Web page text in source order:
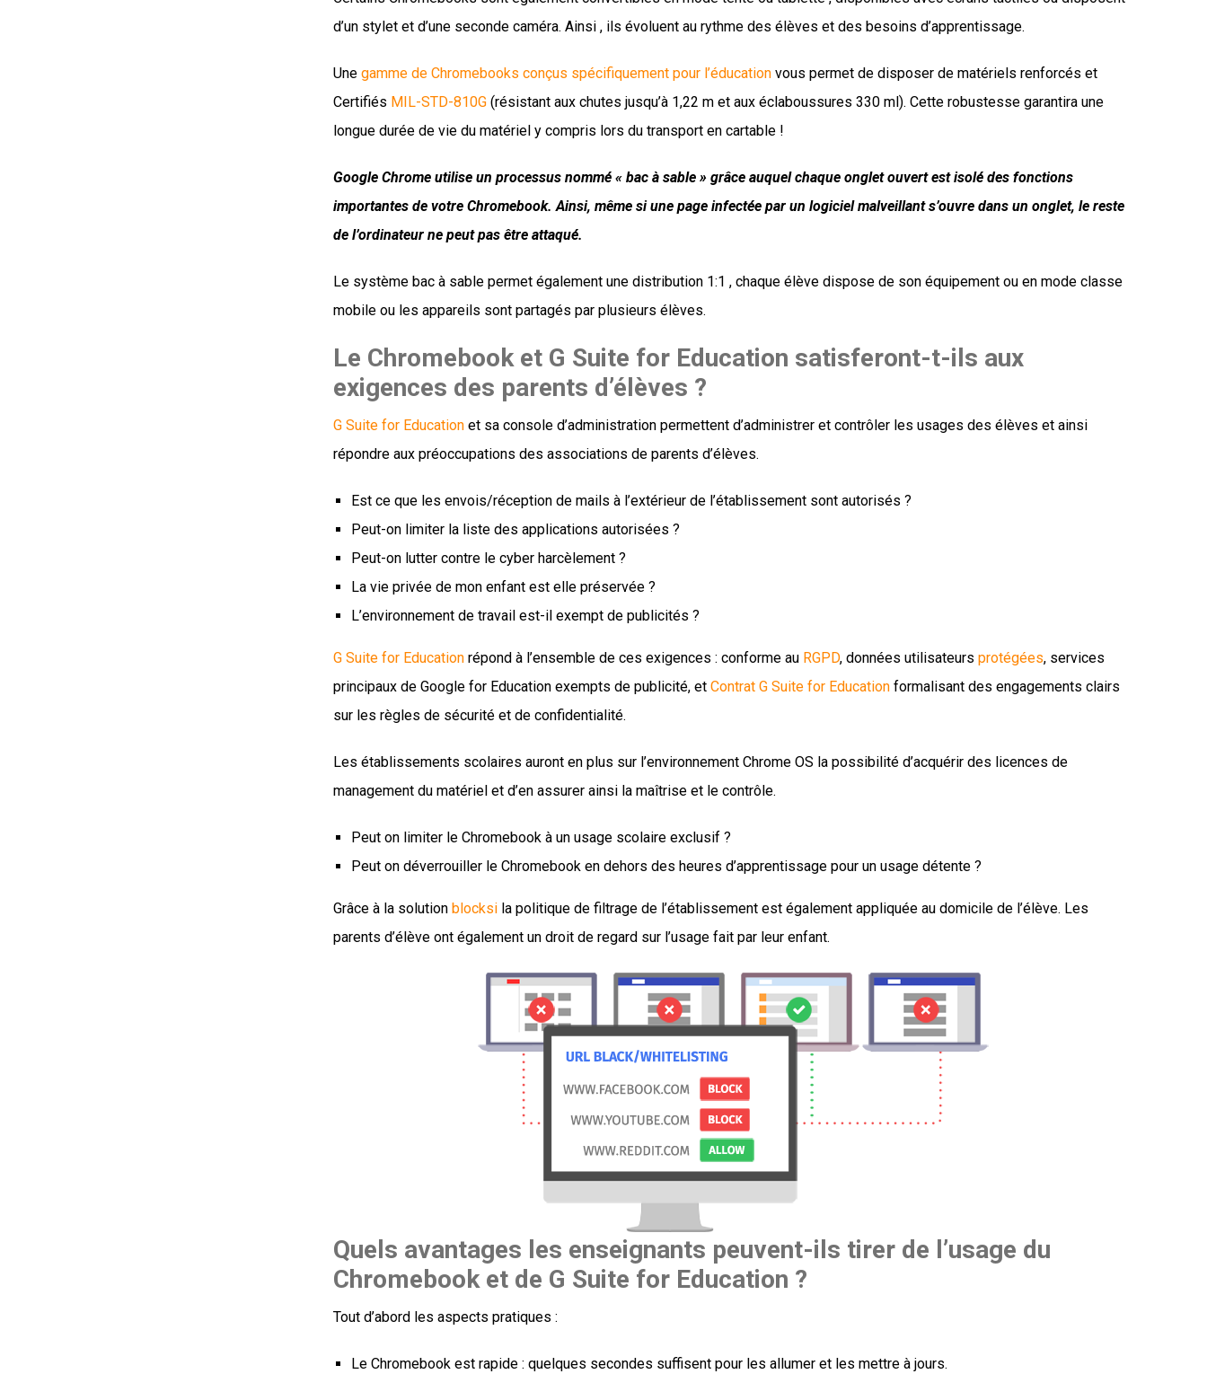
d’un stylet et d’une seconde caméra. Ainsi , ils évoluent au rythme des élèves et des besoins d’apprentissage.
Une gamme de Chromebooks conçus spécifiquement pour l’éducation vous permet de disposer de matériels renforcés et
Certifiés MIL-STD-810G (résistant aux chutes jusqu’à 1,22 m et aux éclaboussures 330 ml). Cette robustesse garantira une
longue durée de vie du matériel y compris lors du transport en cartable !
Google Chrome utilise un processus nommé « bac à sable » grâce auquel chaque onglet ouvert est isolé des fonctions
importantes de votre Chromebook. Ainsi, même si une page infectée par un logiciel malveillant s’ouvre dans un onglet, le reste
de l’ordinateur ne peut pas être attaqué.
Le système bac à sable permet également une distribution 1:1 , chaque élève dispose de son équipement ou en mode classe
mobile ou les appareils sont partagés par plusieurs élèves.
Le Chromebook et G Suite for Education satisferont-t-ils aux
exigences des parents d’élèves ?
G Suite for Education et sa console d’administration permettent d’administrer et contrôler les usages des élèves et ainsi
répondre aux préoccupations des associations de parents d’élèves.
Est ce que les envois/réception de mails à l’extérieur de l’établissement sont autorisés ?
Peut-on limiter la liste des applications autorisées ?
Peut-on lutter contre le cyber harcèlement ?
La vie privée de mon enfant est elle préservée ?
L’environnement de travail est-il exempt de publicités ?
G Suite for Education répond à l’ensemble de ces exigences : conforme au RGPD, données utilisateurs protégées, services
principaux de Google for Education exempts de publicité, et Contrat G Suite for Education formalisant des engagements clairs
sur les règles de sécurité et de confidentialité.
Les établissements scolaires auront en plus sur l’environnement Chrome OS la possibilité d’acquérir des licences de
management du matériel et d’en assurer ainsi la maîtrise et le contrôle.
Peut on limiter le Chromebook à un usage scolaire exclusif ?
Peut on déverrouiller le Chromebook en dehors des heures d’apprentissage pour un usage détente ?
Grâce à la solution blocksi la politique de filtrage de l’établissement est également appliquée au domicile de l’élève. Les
parents d’élève ont également un droit de regard sur l’usage fait par leur enfant.
Quels avantages les enseignants peuvent-ils tirer de l’usage du
Chromebook et de G Suite for Education ?
Tout d’abord les aspects pratiques :
Le Chromebook est rapide : quelques secondes suffisent pour les allumer et les mettre à jours.